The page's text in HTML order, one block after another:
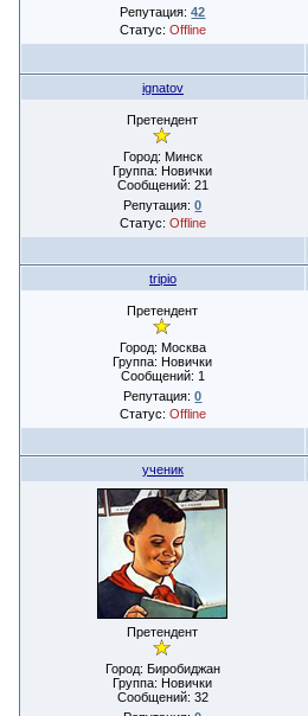
Репутация:42
Статус: Offline
ignatov
Претендент
Город: Минск
Группа: Новички
Сообщений: 21
Репутация:0
Статус: Offline
tripio
Претендент
Город: Москва
Группа: Новички
Сообщений: 1
Репутация:0
Статус: Offline
ученик
Претендент
Город: Биробиджан
Группа: Новички
Сообщений: 32